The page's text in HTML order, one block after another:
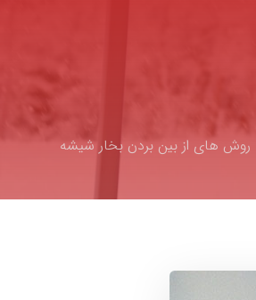
روش های از بین بردن بخار شیشه